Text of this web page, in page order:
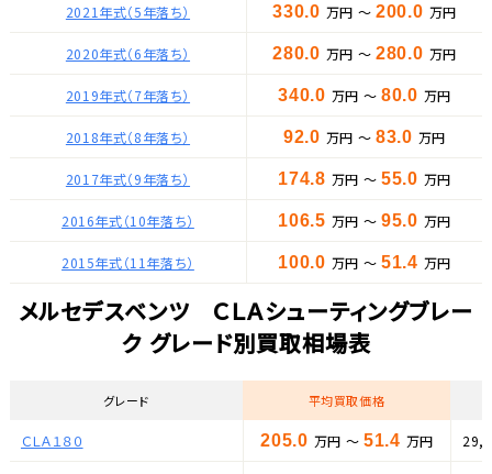
2021年式（5年落ち） 330.0 万円 ～ 200.0 万円
2020年式（6年落ち） 280.0 万円 ～ 280.0 万円
2019年式（7年落ち） 340.0 万円 ～ 80.0 万円
2018年式（8年落ち） 92.0 万円 ～ 83.0 万円
2017年式（9年落ち） 174.8 万円 ～ 55.0 万円
2016年式（10年落ち） 106.5 万円 ～ 95.0 万円
2015年式（11年落ち） 100.0 万円 ～ 51.4 万円
メルセデスベンツ ＣＬＡシューティングブレー
ク グレード別買取相場表
グレード 平均買取価格
ＣＬＡ１８０ 205.0 万円 ～ 51.4 万円